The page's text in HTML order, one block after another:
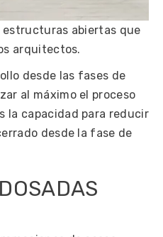
abiertas que
arquitectos.
desde las fases de
al máximo el proceso
la capacidad para reducir
desde la fase de